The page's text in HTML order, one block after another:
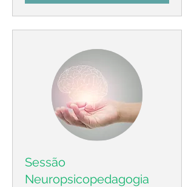
Sessão
Neuropsicopedagogia